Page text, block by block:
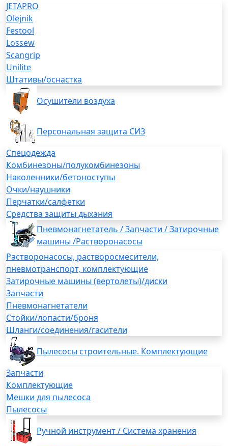
JETAPRO
Olejnik
Festool
Lossew
Scangrip
Unilite
Штативы/оснастка
Осушители воздуха
Персональная защита СИЗ
Спецодежда
Комбинезоны/полукомбинезоны
Наколенники/бетоноступы
Очки/наушники
Перчатки/салфетки
Средства защиты дыхания
Пневмонагнетатель / Запчасти / Затирочные
машины /Растворонасосы
Растворонасосы, растворосмесители,
пневмотранспорт, комплектующие
Затирочные машины (вертолеты)/диски
Запчасти
Пневмонагнетатели
Стойки/лопасти/броня
Шланги/соединения/гасители
Пылесосы строительные. Комплектующие
Запчасти
Комплектующие
Мешки для пылесоса
Пылесосы
Ручной инструмент / Система хранения